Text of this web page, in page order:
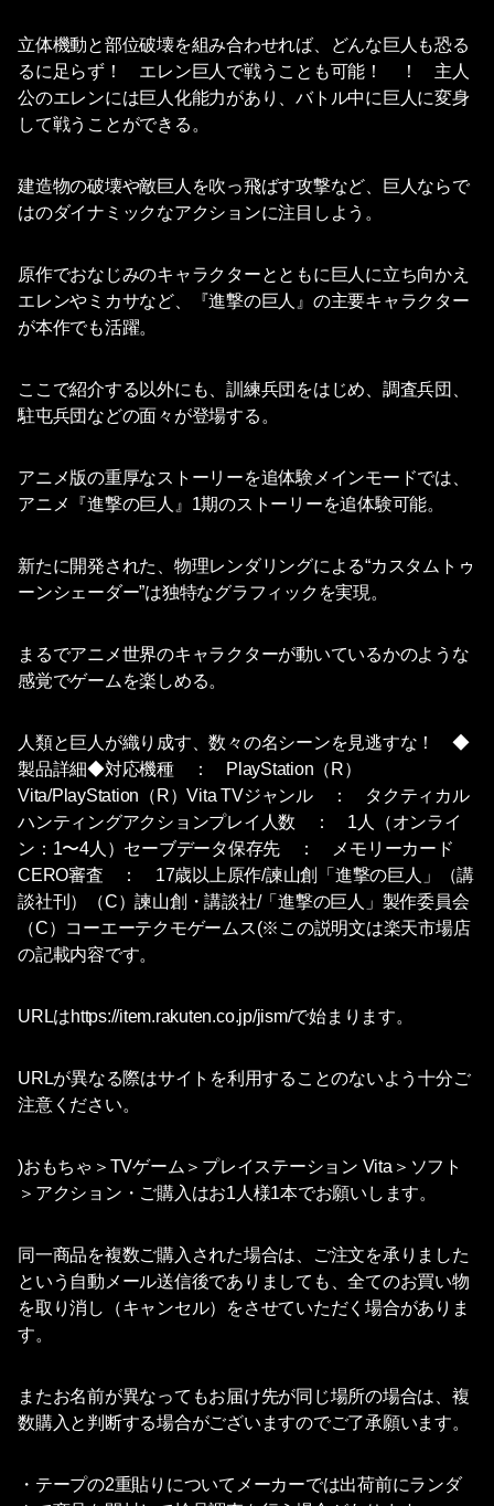
立体機動と部位破壊を組み合わせれば、どんな巨人も恐る
るに足らず！ エレン巨人で戦うことも可能！ ！ 主人
公のエレンには巨人化能力があり、バトル中に巨人に変身
して戦うことができる。
建造物の破壊や敵巨人を吹っ飛ばす攻撃など、巨人ならで
はのダイナミックなアクションに注目しよう。
原作でおなじみのキャラクターとともに巨人に立ち向かえ
エレンやミカサなど、『進撃の巨人』の主要キャラクター
が本作でも活躍。
ここで紹介する以外にも、訓練兵団をはじめ、調査兵団、
駐屯兵団などの面々が登場する。
アニメ版の重厚なストーリーを追体験メインモードでは、
アニメ『進撃の巨人』1期のストーリーを追体験可能。
新たに開発された、物理レンダリングによる“カスタムトゥ
ーンシェーダー”は独特なグラフィックを実現。
まるでアニメ世界のキャラクターが動いているかのような
感覚でゲームを楽しめる。
人類と巨人が織り成す、数々の名シーンを見逃すな！ ◆
製品詳細◆対応機種 ： PlayStation（R）
Vita/PlayStation（R）Vita TVジャンル ： タクティカル
ハンティングアクションプレイ人数 ： 1人（オンライ
ン：1〜4人）セーブデータ保存先 ： メモリーカード
CERO審査 ： 17歳以上原作/諫山創「進撃の巨人」（講
談社刊）（C）諫山創・講談社/「進撃の巨人」製作委員会
（C）コーエーテクモゲームス(※この説明文は楽天市場店
の記載内容です。
URLはhttps://item.rakuten.co.jp/jism/で始まります。
URLが異なる際はサイトを利用することのないよう十分ご
注意ください。
)おもちゃ＞TVゲーム＞プレイステーション Vita＞ソフト
＞アクション・ご購入はお1人様1本でお願いします。
同一商品を複数ご購入された場合は、ご注文を承りました
という自動メール送信後でありましても、全てのお買い物
を取り消し（キャンセル）をさせていただく場合がありま
す。
またお名前が異なってもお届け先が同じ場所の場合は、複
数購入と判断する場合がございますのでご了承願います。
・テープの2重貼りについてメーカーでは出荷前にランダ